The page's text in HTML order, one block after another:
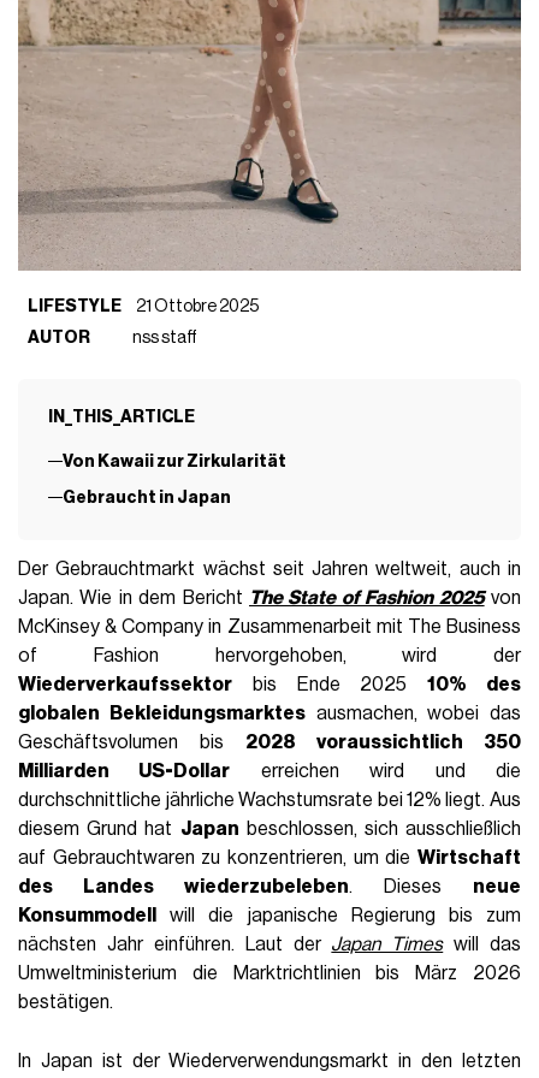
LIFESTYLE
21 Ottobre 2025
AUTOR
nss staff
IN_THIS_ARTICLE
Von Kawaii zur Zirkularität
Gebraucht in Japan
Der Gebrauchtmarkt wächst seit Jahren weltweit, auch in
Japan. Wie in dem Bericht The State of Fashion 2025von
McKinsey & Company in Zusammenarbeit mit The Business
of Fashion hervorgehoben, wird der
Wiederverkaufssektor bis Ende 202510% des
globalen Bekleidungsmarktesausmachen, wobei das
Geschäftsvolumen bis 2028 voraussichtlich 350
Milliarden US-Dollar erreichen wird und die
durchschnittliche jährliche Wachstumsrate bei 12% liegt. Aus
diesem Grund hat Japan beschlossen, sich ausschließlich
auf Gebrauchtwaren zu konzentrieren, um die Wirtschaft
des Landes wiederzubeleben. Dieses neue
Konsummodell
will die japanische Regierung bis zum
nächsten Jahr einführen. Laut der Japan Timeswill das
Umweltministerium die Marktrichtlinien bis März 2026
bestätigen.
In Japan ist der Wiederverwendungsmarkt in den letzten